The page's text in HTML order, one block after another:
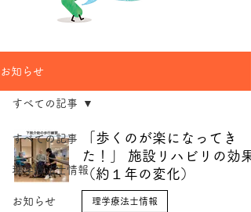
お知らせ
すべての記事
理学療法士情報
お知らせ
すべての記事
「歩くのが楽になってき
た！」 施設リハビリの効果
（約１年の変化）
理学療法士情報